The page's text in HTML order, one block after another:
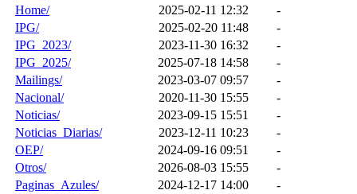
Home/
2025-02-11 12:32
-
IPG/
2025-02-20 11:48
-
IPG_2023/
2023-11-30 16:32
-
IPG_2025/
2025-07-18 14:58
-
Mailings/
2023-03-07 09:57
-
Nacional/
2020-11-30 15:55
-
Noticias/
2023-09-15 15:51
-
Noticias_Diarias/
2023-12-11 10:23
-
OEP/
2024-09-16 09:51
-
Otros/
2026-08-03 15:55
-
Paginas_Azules/
2024-12-17 14:00
-